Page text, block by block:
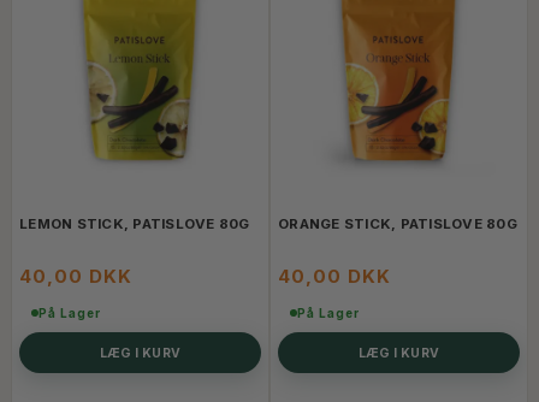
LEMON STICK, PATISLOVE 80G
40,00 DKK
På Lager
LÆG I KURV
ORANGE STICK, PATISLOVE 80G
40,00 DKK
På Lager
LÆG I KURV